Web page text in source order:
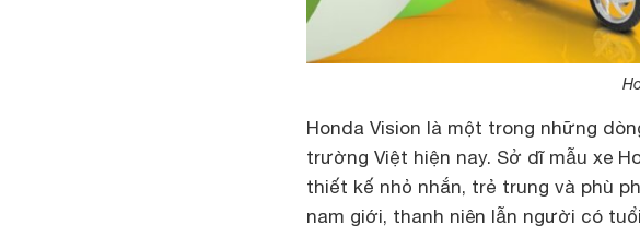
Honda Vision là một trong những
trường Việt hiện nay. Sở dĩ mẫu xe
thiết kế nhỏ nhắn, trẻ trung và phù
nam giới, thanh niên lẫn người có